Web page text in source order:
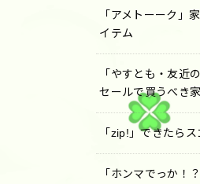
「アメトーーク」
イテム
「やすとも・友近
セールで買うべき家
「zip!」できたら
「ホンマでっか！